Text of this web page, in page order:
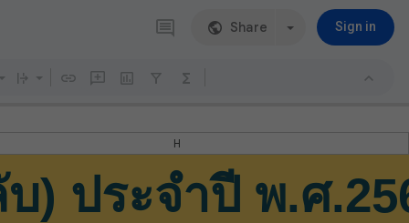
Share Sign in
H
) ประจำปี พ.ศ